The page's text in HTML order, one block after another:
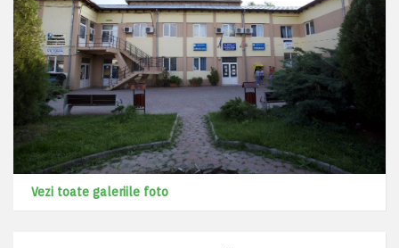
Vezi toate galeriile foto